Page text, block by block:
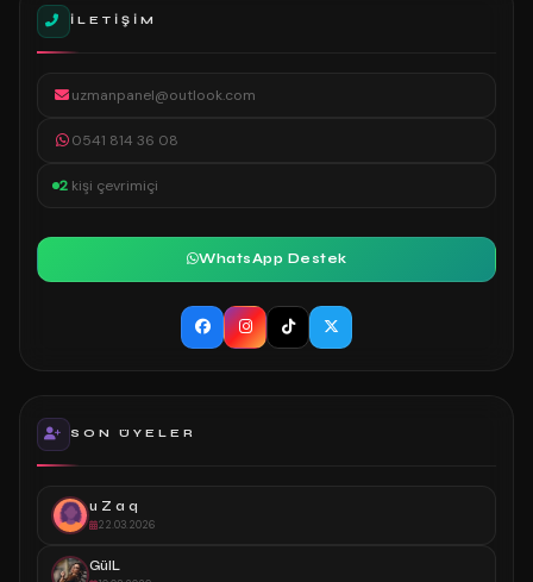
İLETIŞIM
uzmanpanel@outlook.com
0541 814 36 08
2 kişi çevrimiçi
WhatsApp Destek
SON ÜYELER
u Z a q
22.03.2026
GülL